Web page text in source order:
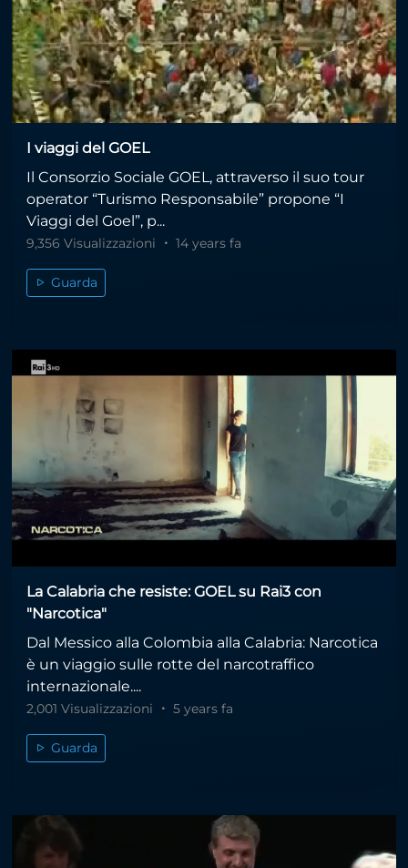
I viaggi del GOEL
Il Consorzio Sociale GOEL, attraverso il suo tour
operator “Turismo Responsabile” propone “I
Viaggi del Goel”, p...
9,356 Visualizzazioni 14 years fa
Guarda
La Calabria che resiste: GOEL su Rai3 con
"Narcotica"
Dal Messico alla Colombia alla Calabria: Narcotica
è un viaggio sulle rotte del narcotraffico
internazionale....
2,001 Visualizzazioni 5 years fa
Guarda